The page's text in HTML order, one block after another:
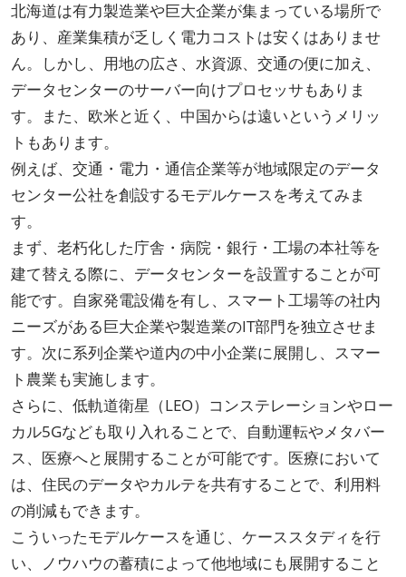
北海道は有力製造業や巨大企業が集まっている場所で
あり、産業集積が乏しく電力コストは安くはありませ
ん。しかし、用地の広さ、水資源、交通の便に加え、
データセンターのサーバー向けプロセッサもありま
す。また、欧米と近く、中国からは遠いというメリッ
トもあります。
例えば、交通・電力・通信企業等が地域限定のデータ
センター公社を創設するモデルケースを考えてみま
す。
まず、老朽化した庁舎・病院・銀行・工場の本社等を
建て替える際に、データセンターを設置することが可
能です。自家発電設備を有し、スマート工場等の社内
ニーズがある巨大企業や製造業のIT部門を独立させま
す。次に系列企業や道内の中小企業に展開し、スマー
ト農業も実施します。
さらに、低軌道衛星（LEO）コンステレーションやロー
カル5Gなども取り入れることで、自動運転やメタバー
ス、医療へと展開することが可能です。医療において
は、住民のデータやカルテを共有することで、利用料
の削減もできます。
こういったモデルケースを通じ、ケーススタディを行
い、ノウハウの蓄積によって他地域にも展開すること